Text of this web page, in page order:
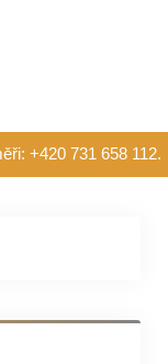
+420 731 658 112.